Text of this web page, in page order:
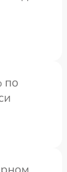
по